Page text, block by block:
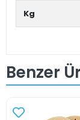
Kg
Benzer